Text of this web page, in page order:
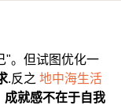
"。但试图优化一
.反之 地中海生活
成就感不在于自我